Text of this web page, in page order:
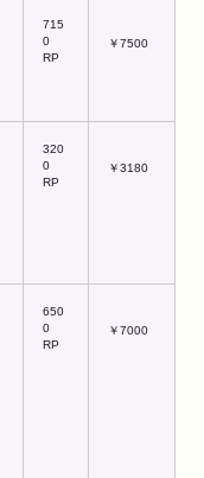
715
0
RP
￥7500
320
0
RP
￥3180
650
0
RP
￥7000